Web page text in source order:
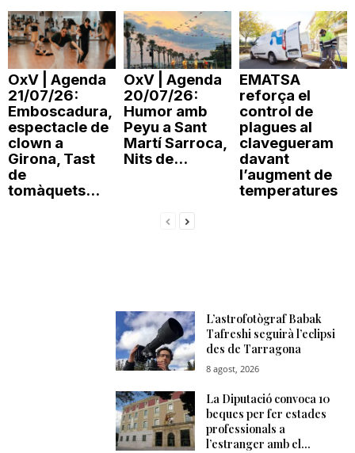
OxV | Agenda
21/07/26:
Emboscadura,
espectacle de
clown a
Girona, Tast
de
tomàquets...
OxV | Agenda
20/07/26:
Humor amb
Peyu a Sant
Martí Sarroca,
Nits de...
EMATSA
reforça el
control de
plagues al
clavegueram
davant
l’augment de
temperatures